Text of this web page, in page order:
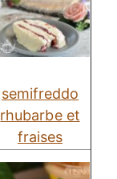
semifreddo
rhubarbe et
fraises